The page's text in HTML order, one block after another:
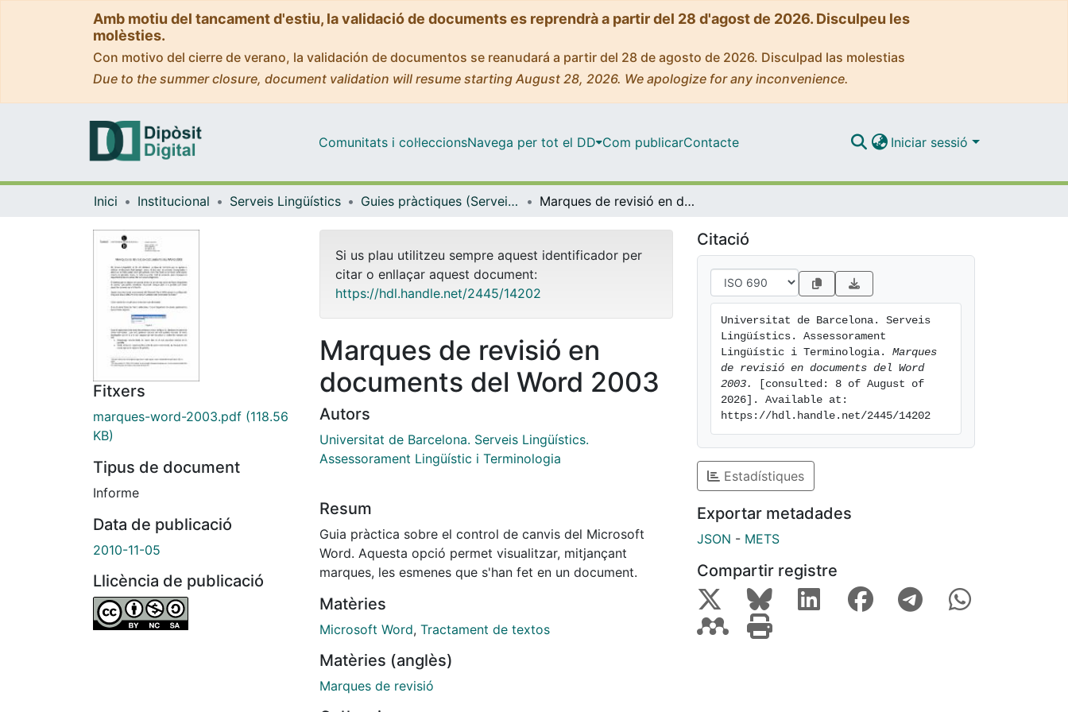
Amb motiu del tancament d'estiu, la validació de documents es reprendrà a partir del 28 d'agost de 2026. Disculpeu les
molèsties.
Con motivo del cierre de verano, la validación de documentos se reanudará a partir del 28 de agosto de 2026. Disculpad las molestias
Due to the summer closure, document validation will resume starting August 28, 2026. We apologize for any inconvenience.
Comunitats i col·leccionsNavega per tot el DD Com publicarContacte Iniciar sessió
Inici Institucional Serveis Lingüístics Guies pràctiques (Serveis Lingüístics) Marques de revisió en documents del Word 2003
Fitxers
marques-word-2003.pdf (118.56
KB)
Tipus de document
Informe
Data de publicació
2010-11-05
Llicència de publicació
Si us plau utilitzeu sempre aquest identificador per
citar o enllaçar aquest document:
https://hdl.handle.net/2445/14202
Marques de revisió en
documents del Word 2003
Autors
Universitat de Barcelona. Serveis Lingüístics.
Assessorament Lingüístic i Terminologia
Resum
Guia pràctica sobre el control de canvis del Microsoft
Word. Aquesta opció permet visualitzar, mitjançant
marques, les esmenes que s'han fet en un document.
Matèries
Microsoft Word, Tractament de textos
Matèries (anglès)
Marques de revisió
Citació
Universitat de Barcelona. Serveis
Lingüístics. Assessorament
Lingüístic i Terminologia. Marques
de revisió en documents del Word
2003.
[consulted: 8 of August of
2026]. Available at:
https://hdl.handle.net/2445/14202
Estadístiques
Exportar metadades
JSON - METS
Compartir registre